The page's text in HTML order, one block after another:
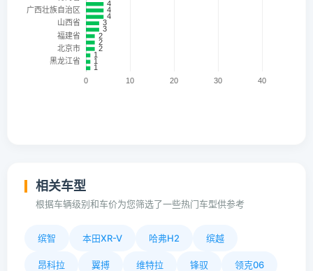
相关车型
根据车辆级别和车价为您筛选了一些热门车型供参考
缤智 本田XR-V 哈弗H2 缤越
昂科拉 翼搏 维特拉 锋驭 领克06